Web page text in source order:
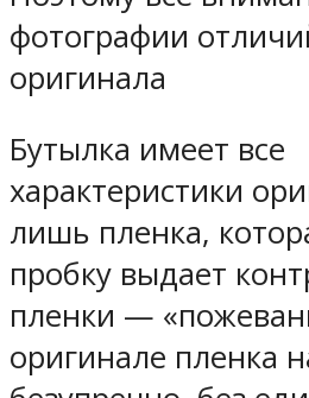
фотографии
оригинала
Бутылка имеет все
характеристики
лишь пленка,
пробку выдает
пленки —
оригинале пленка